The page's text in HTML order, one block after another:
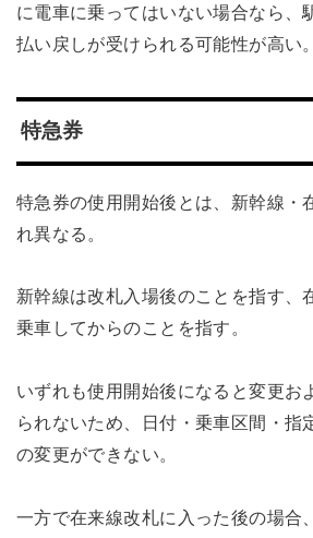
に電車に乗ってはいない場合なら、
払い戻しが受けられる可能性が高い。
特急券
特急券の使用開始後とは、新幹線・
れ異なる。
新幹線は改札入場後のことを指す、
乗車してからのことを指す。
いずれも使用開始後になると変更お
られないため、日付・乗車区間・指
の変更ができない。
一方で在来線改札に入った後の場合